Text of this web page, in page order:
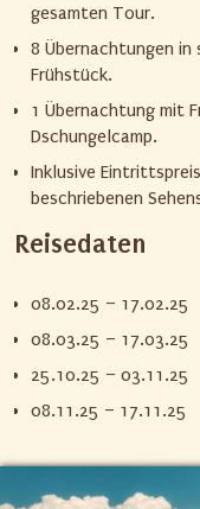
gesamten Tour.
8 Übernachtungen
Frühstück.
1 Übernachtung mit
Dschungelcamp.
Inklusive
beschriebenen
Reisedaten
08.02.25 – 17.02.25
08.03.25 – 17.03.25
25.10.25 – 03.11.25
08.11.25 – 17.11.25